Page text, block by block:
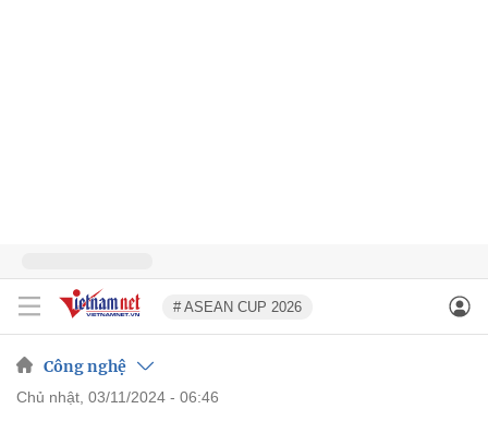
# ASEAN CUP 2026
Công nghệ
chủ nhật, 03/11/2024 - 06:46